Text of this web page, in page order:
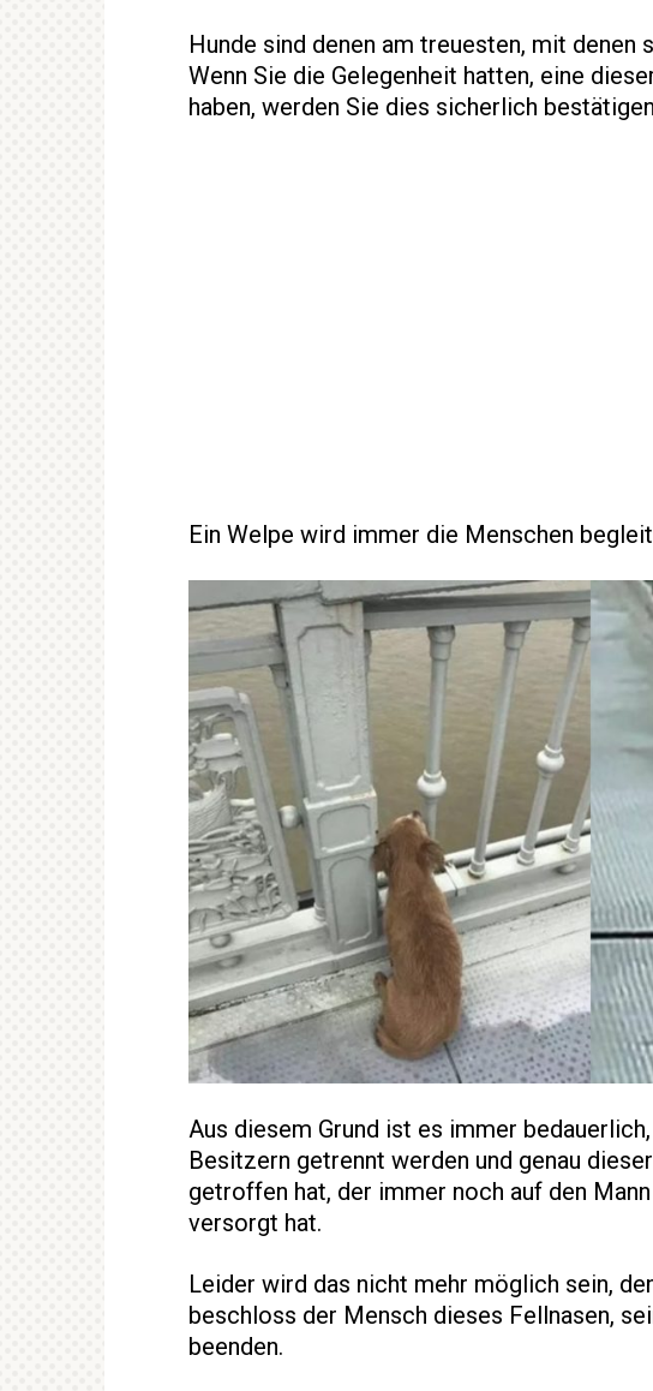
Hunde sind denen am treuesten, mit denen
Wenn Sie die Gelegenheit hatten, eine
haben, werden Sie dies sicherlich
Ein Welpe wird immer die Menschen
Aus diesem Grund ist es immer
Besitzern getrennt werden und genau
getroffen hat, der immer noch auf den
versorgt hat.
Leider wird das nicht mehr möglich sein,
beschloss der Mensch dieses Fellnasen,
beenden.